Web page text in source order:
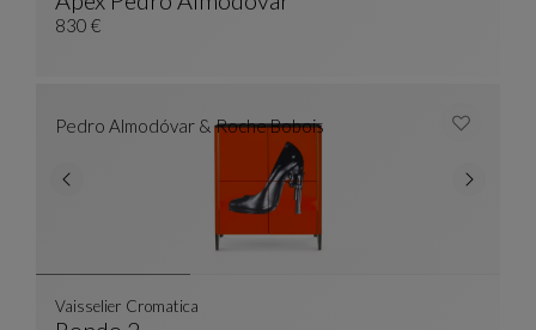
Puf
Ver Descripción Completa
830 €
Pedro Almodóvar & Roche Bobois
Vaisselier Cromatica